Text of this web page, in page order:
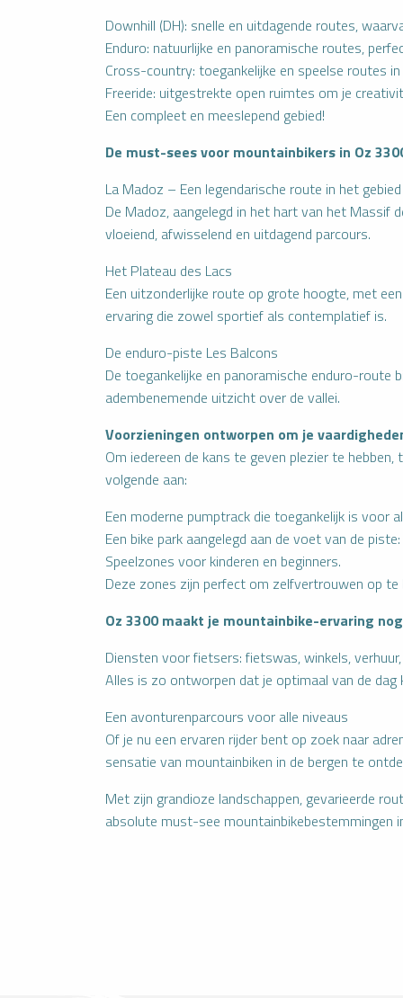
Ik koop
mijn
pakket
Downhill (DH): snelle en uitdagende routes,
Enduro: natuurlijke en panoramische routes,
Cross-country: toegankelijke en speelse routes
Freeride: uitgestrekte open ruimtes om je
Een compleet en meeslepend gebied!
De must-sees voor mountainbikers in Oz
La Madoz – Een legendarische route in het gebied
De Madoz, aangelegd in het hart van het Massif
vloeiend, afwisselend en uitdagend parcours.
Het Plateau des Lacs
Een uitzonderlijke route op grote hoogte, met
ervaring die zowel sportief als contemplatief is.
De enduro-piste Les Balcons
De toegankelijke en panoramische enduro-route
adembenemende uitzicht over de vallei.
Voorzieningen ontworpen om je
Om iedereen de kans te geven plezier te
volgende aan:
Een moderne pumptrack die toegankelijk is voor
Een bike park aangelegd aan de voet van de
Speelzones voor kinderen en beginners.
Deze zones zijn perfect om zelfvertrouwen op
Oz 3300 maakt je mountainbike-ervaring
Diensten voor fietsers: fietswas, winkels,
Alles is zo ontworpen dat je optimaal van de
Een avonturenparcours voor alle niveaus
Of je nu een ervaren rijder bent op zoek naar
sensatie van mountainbiken in de bergen te
Met zijn grandioze landschappen, gevarieerde
absolute must-see mountainbikebestemmingen